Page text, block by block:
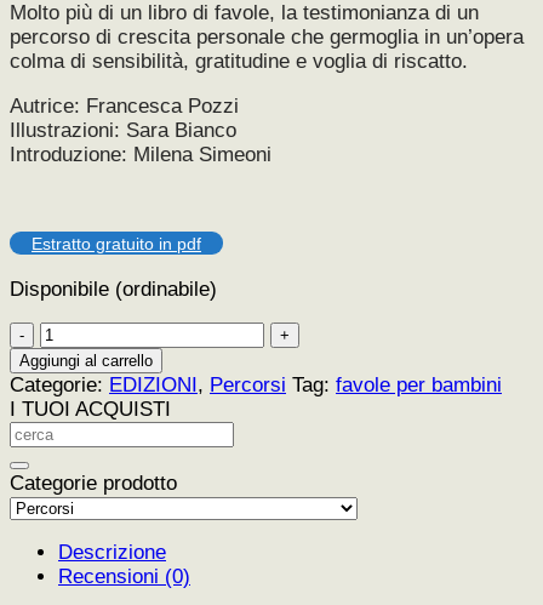
Molto più di un libro di favole, la testimonianza di un
percorso di crescita personale che germoglia in un’opera
colma di sensibilità, gratitudine e voglia di riscatto.
Autrice: Francesca Pozzi
Illustrazioni: Sara Bianco
Introduzione: Milena Simeoni
Estratto gratuito in pdf
Disponibile (ordinabile)
14
Favole
alla
ricerca
delle
parole
misteriose
quantità
Aggiungi al carrello
Categorie: EDIZIONI, Percorsi Tag: favole per bambini
I TUOI ACQUISTI
Categorie prodotto
Descrizione
Recensioni (0)